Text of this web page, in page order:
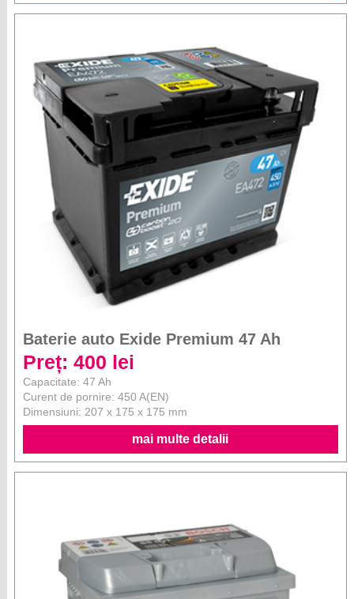
Baterie auto Exide Premium 47 Ah
Preț: 400 lei
Capacitate: 47 Ah
Curent de pornire: 450 A(EN)
Dimensiuni: 207 x 175 x 175 mm
mai multe detalii